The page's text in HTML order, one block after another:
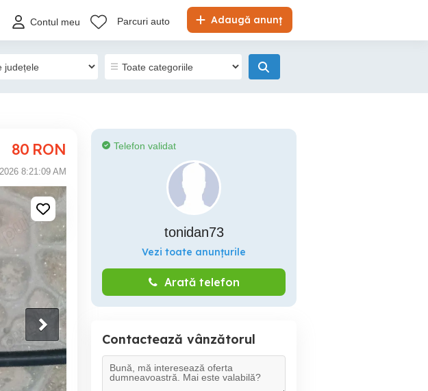
Adaugă anunț
Contul meu Parcuri auto
80 RON
8:21:09 AM
Telefon validat
tonidan73
Vezi toate anunțurile
Arată telefon
Contactează vânzătorul